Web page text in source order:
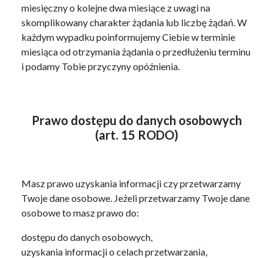
miesięczny o kolejne dwa miesiące z uwagi na
skomplikowany charakter żądania lub liczbę żądań. W
każdym wypadku poinformujemy Ciebie w terminie
miesiąca od otrzymania żądania o przedłużeniu terminu
i podamy Tobie przyczyny opóźnienia.
Prawo dostępu do danych osobowych
(art. 15 RODO)
Masz prawo uzyskania informacji czy przetwarzamy
Twoje dane osobowe. Jeżeli przetwarzamy Twoje dane
osobowe to masz prawo do:
dostępu do danych osobowych,
uzyskania informacji o celach przetwarzania,